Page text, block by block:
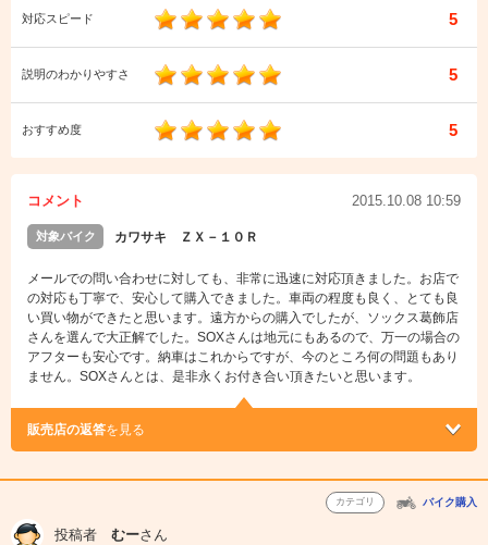
対応スピード 5
説明のわかりやすさ 5
おすすめ度 5
コメント 2015.10.08 10:59
対象バイク カワサキ ＺＸ－１０Ｒ
メールでの問い合わせに対しても、非常に迅速に対応頂きました。お店で
の対応も丁寧で、安心して購入できました。車両の程度も良く、とても良
い買い物ができたと思います。遠方からの購入でしたが、ソックス葛飾店
さんを選んで大正解でした。SOXさんは地元にもあるので、万一の場合の
アフターも安心です。納車はこれからですが、今のところ何の問題もあり
ません。SOXさんとは、是非永くお付き合い頂きたいと思います。
販売店の返答を見る
カテゴリ バイク購入
投稿者 むーさん